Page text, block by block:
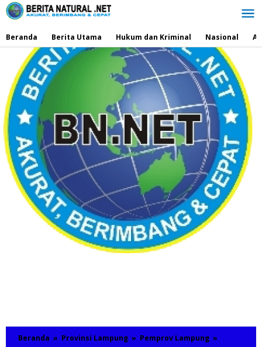
Lewati
ke
Beranda
Berita Utama Hukum dan Kriminal Nasional
Beranda » Provinsi Lampung » Pemprov Lampung »